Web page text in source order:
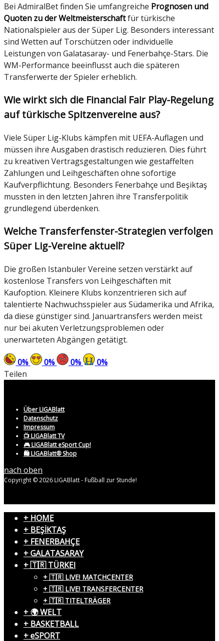
Bei AdmiralBet finden Sie umfangreiche Prognosen und
Quoten zu der Weltmeisterschaftfür türkische
Nationalspieler aus der Süper Lig. Besonders interessant
sind Wetten auf Torschützen oder individuelle
Leistungen von Galatasaray- und Fenerbahçe-Stars. Die
WM-Performance beeinflusst auch die späteren
Transferwerte der Spieler erheblich.
Wie wirkt sich die Financial Fair Play-Regelung
auf türkische Spitzenvereine aus?
Viele Süper Lig-Klubs kämpfen mit UEFA-Auflagen und
müssen ihre Ausgaben drastisch reduzieren. Dies führt
zu kreativen Vertragsgestaltungen wie gestaffelten
Zahlungen und Leihgeschäften ohne sofortige
Kaufverpflichtung. Besonders Fenerbahçe und Beşiktaş
mussten in den letzten Jahren ihre Transferpolitik
grundlegend überdenken.
Welche Transferfenster-Strategien verfolgen
Süper Lig-Vereine aktuell?
Die großen Istanbuler Vereine setzen verstärkt auf
kostenlose Transfers von Leihgeschäften mit
Kaufoption. Kleinere Klubs konzentrieren sich auf
talentierte Nachwuchsspieler aus Südamerika und Afrika,
da diese günstiger sind. Januartransfers werden meist
nur bei akuten Verletzungsproblemen oder
unerwarteten Abgängen getätigt.
0% 0% 0% 0%
Teilen
Über LIGABlatt
Datenschutz
Impressum
📺 LIGABlatt TV
🎮 LIGABlatt eSport Cup!
🛍️ LIGABlatt® Shop
nach oben
Copyright © 2026 LIGABlatt - Fußball zur Stunde!
+ HOME
+ BEŞİKTAŞ
+ FENERBAHÇE
+ GALATASARAY
+ 🇹🇷 TÜRKEI
+ 🇹🇷 LIVE! MATCHCENTER
+ 🇹🇷 LIVE! TRANSFERCENTER
+ 🇹🇷 TITELTRÄGER
+ 🌍 WELT
+ BASKETBALL
+ eSPORT